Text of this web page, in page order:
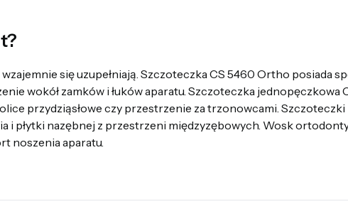
się uzupełniają. Szczoteczka CS 5460 Ortho posiada
wokół zamków i łuków aparatu. Szczoteczka jednopęczkowa
przydziąsłowe czy przestrzenie za trzonowcami. Szczoteczki
i płytki nazębnej z przestrzeni międzyzębowych. Wosk
noszenia aparatu.